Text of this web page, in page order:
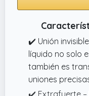
✔️ Unión
líquido no solo
también es
uniones
✔️ Extrafuerte –